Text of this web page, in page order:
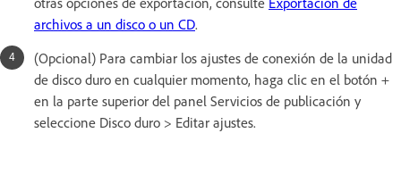
archivos a un disco o un CD.
(Opcional) Para cambiar los ajustes de conexión de la unidad
de disco duro en cualquier momento, haga clic en el botón +
en la parte superior del panel Servicios de publicación y
seleccione Disco duro > Editar ajustes.